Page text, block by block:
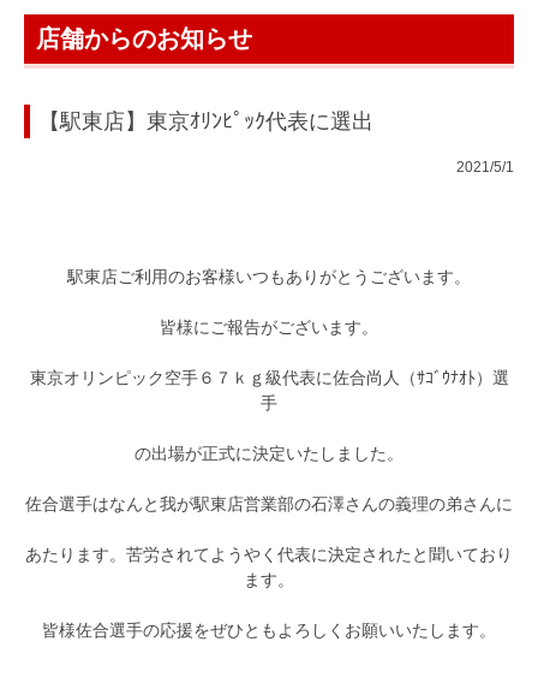
店舗からのお知らせ
【駅東店】東京ｵﾘﾝﾋﾟｯｸ代表に選出
2021/5/1
駅東店ご利用のお客様いつもありがとうございます。
皆様にご報告がございます。
東京オリンピック空手６７ｋｇ級代表に佐合尚人（ｻｺﾞｳﾅｵﾄ）選
手
の出場が正式に決定いたしました。
佐合選手はなんと我が駅東店営業部の石澤さんの義理の弟さんに
あたります。苦労されてようやく代表に決定されたと聞いており
ます。
皆様佐合選手の応援をぜひともよろしくお願いいたします。